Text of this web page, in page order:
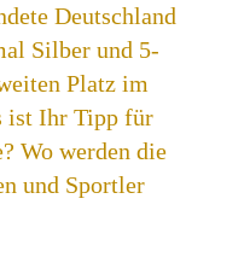
Deutschland
Silber und 5-
Platz im
ist Ihr Tipp für
Wo werden die
und Sportler